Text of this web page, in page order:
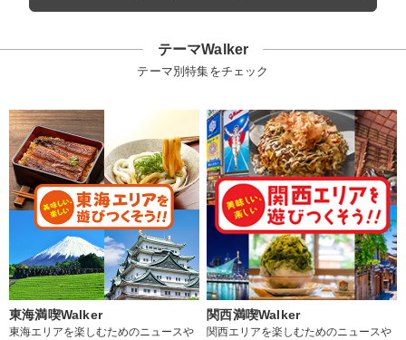
テーマWalker
テーマ別特集をチェック
東海満喫Walker
東海エリアを楽しむためのニュースや
関西満喫Walker
関西エリアを楽しむためのニュースや